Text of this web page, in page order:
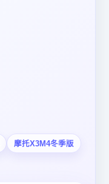
摩托X3M4冬季版